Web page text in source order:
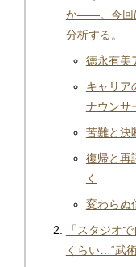
か——。今回
分析する。
徳永有美
キャリ
ナウンサ
苦難と
復帰と
く
変わら
「スタジオ
くらい…“武